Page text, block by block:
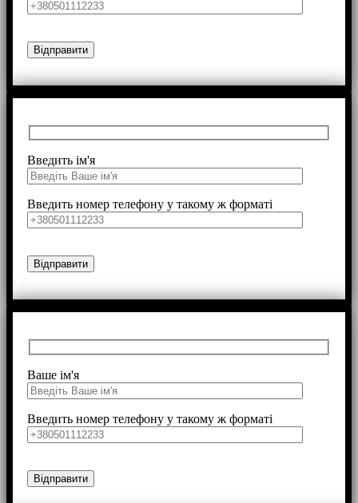
Введить ім'я
Введить номер телефону у такому ж форматі
Ваше ім'я
Введить номер телефону у такому ж форматі